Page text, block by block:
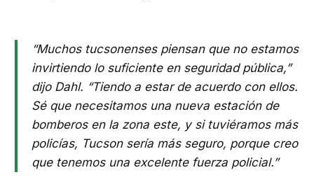
“Muchos tucsonenses piensan que no estamos
invirtiendo lo suficiente en seguridad pública,”
dijo Dahl. “Tiendo a estar de acuerdo con ellos.
Sé que necesitamos una nueva estación de
bomberos en la zona este, y si tuviéramos más
policías, Tucson sería más seguro, porque creo
que tenemos una excelente fuerza policial.”